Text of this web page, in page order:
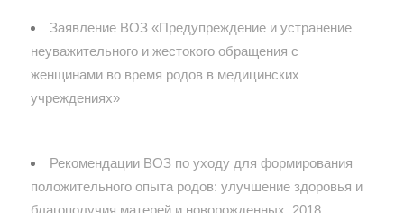
Заявление ВОЗ «Предупреждение и устранение
неуважительного и жестокого обращения с
женщинами во время родов в медицинских
учреждениях»
Рекомендации ВОЗ по уходу для формирования
положительного опыта родов: улучшение здоровья и
благополучия матерей и новорожденных. 2018.